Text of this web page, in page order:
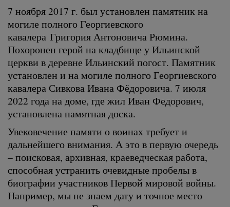
7 ноября 2017 г. был установлен памятник на
могиле полного Георгиевского
кавалера Григория Антоновича Рюмина.
Похоронен герой на кладбище у Ильинской
церкви в деревне Ильинский погост. Памятник
установлен и на могиле полного Георгиевского
кавалера Сивкова Ивана Фёдоровича. 7 июля
2022 года на доме, где жил Иван Федорович,
установлена памятная доска.
Увековечение памяти о воинах требует и
дальнейшего внимания. А это в первую очередь
– поисковая, архивная, краеведческая работа,
способная устранить очевидные пробелы в
биографии участников Первой мировой войны.
Например, мы не знаем дату и точное место